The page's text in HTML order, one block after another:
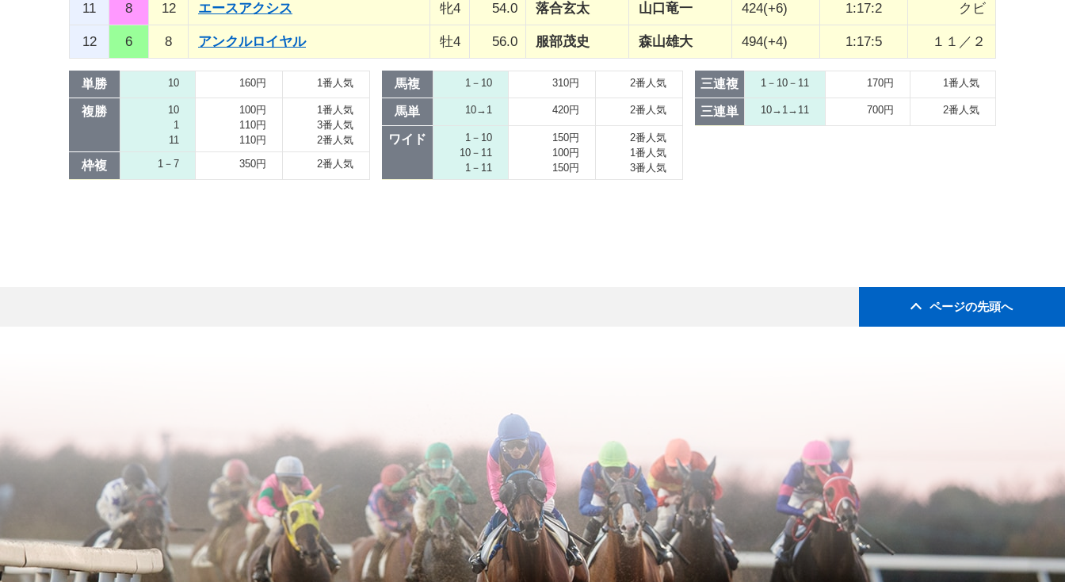
11 8 12 エースアクシス 牝4 54.0 落合玄太 山口竜一 424(+6) 1:17:2 クビ
12 6 8 アンクルロイヤル 牡4 56.0 服部茂史 森山雄大 494(+4) 1:17:5 １１／２
単勝 10 160円 1番人気
複勝
10
1
11
100円
110円
110円
1番人気
3番人気
2番人気
枠複 1－7 350円 2番人気
馬複 1－10 310円 2番人気
馬単 10→1 420円 2番人気
ワイド
1－10
10－11
1－11
150円
100円
150円
2番人気
1番人気
3番人気
三連複 1－10－11 170円 1番人気
三連単 10→1→11 700円 2番人気
ページの先頭へ